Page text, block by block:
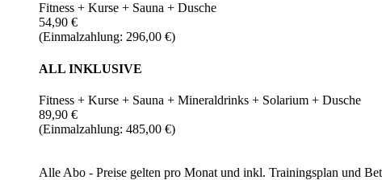
Fitness + Kurse + Sauna + Dusche
54,90 €
(Einmalzahlung: 296,00 €)
ALL INKLUSIVE
Fitness + Kurse + Sauna + Mineraldrinks + Solarium + Dusche
89,90 €
(Einmalzahlung: 485,00 €)
Alle Abo - Preise gelten pro Monat und inkl. Trainingsplan und